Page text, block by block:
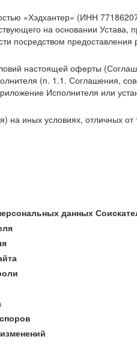
«Хэдхантер» (ИНН
на основании
посредством
настоящей оферты
(п. 1.1. Соглашения,
Исполнителя или
иных условиях, отличных
данных